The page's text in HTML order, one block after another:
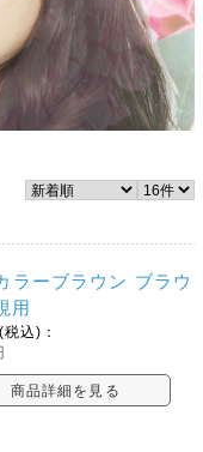
ラーブラウン ブラウ
用
込)：
商品詳細を見る